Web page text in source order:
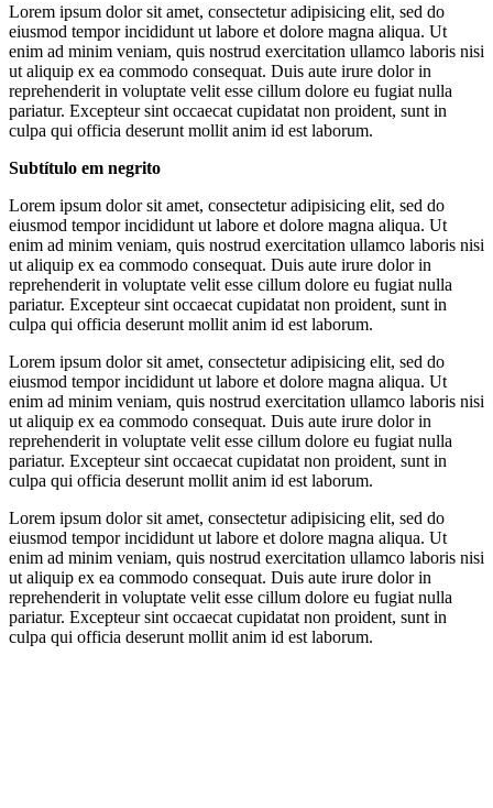
Lorem ipsum dolor sit amet, consectetur adipisicing elit, sed do
eiusmod tempor incididunt ut labore et dolore magna aliqua. Ut
enim ad minim veniam, quis nostrud exercitation ullamco laboris nisi
ut aliquip ex ea commodo consequat. Duis aute irure dolor in
reprehenderit in voluptate velit esse cillum dolore eu fugiat nulla
pariatur. Excepteur sint occaecat cupidatat non proident, sunt in
culpa qui officia deserunt mollit anim id est laborum.
Subtítulo em negrito
Lorem ipsum dolor sit amet, consectetur adipisicing elit, sed do
eiusmod tempor incididunt ut labore et dolore magna aliqua. Ut
enim ad minim veniam, quis nostrud exercitation ullamco laboris nisi
ut aliquip ex ea commodo consequat. Duis aute irure dolor in
reprehenderit in voluptate velit esse cillum dolore eu fugiat nulla
pariatur. Excepteur sint occaecat cupidatat non proident, sunt in
culpa qui officia deserunt mollit anim id est laborum.
Lorem ipsum dolor sit amet, consectetur adipisicing elit, sed do
eiusmod tempor incididunt ut labore et dolore magna aliqua. Ut
enim ad minim veniam, quis nostrud exercitation ullamco laboris nisi
ut aliquip ex ea commodo consequat. Duis aute irure dolor in
reprehenderit in voluptate velit esse cillum dolore eu fugiat nulla
pariatur. Excepteur sint occaecat cupidatat non proident, sunt in
culpa qui officia deserunt mollit anim id est laborum.
Lorem ipsum dolor sit amet, consectetur adipisicing elit, sed do
eiusmod tempor incididunt ut labore et dolore magna aliqua. Ut
enim ad minim veniam, quis nostrud exercitation ullamco laboris nisi
ut aliquip ex ea commodo consequat. Duis aute irure dolor in
reprehenderit in voluptate velit esse cillum dolore eu fugiat nulla
pariatur. Excepteur sint occaecat cupidatat non proident, sunt in
culpa qui officia deserunt mollit anim id est laborum.